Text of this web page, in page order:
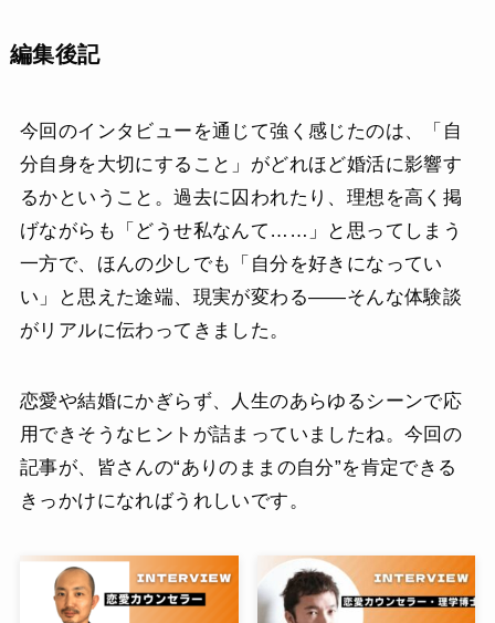
編集後記
今回のインタビューを通じて強く感じたのは、「自
分自身を大切にすること」がどれほど婚活に影響す
るかということ。過去に囚われたり、理想を高く掲
げながらも「どうせ私なんて……」と思ってしまう
一方で、ほんの少しでも「自分を好きになってい
い」と思えた途端、現実が変わる――そんな体験談
がリアルに伝わってきました。
恋愛や結婚にかぎらず、人生のあらゆるシーンで応
用できそうなヒントが詰まっていましたね。今回の
記事が、皆さんの“ありのままの自分”を肯定できる
きっかけになればうれしいです。